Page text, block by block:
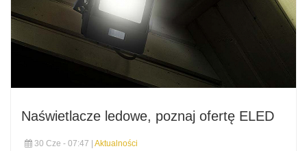
Naświetlacze ledowe, poznaj ofertę ELED
30 Cze - 07:47 | Aktualności